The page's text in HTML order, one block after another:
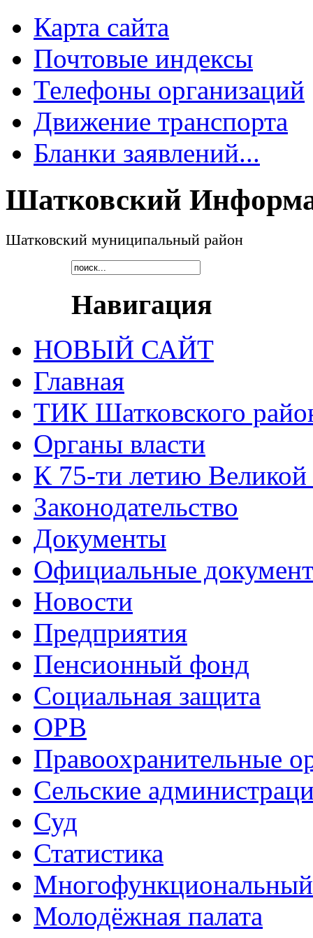
Карта сайта
Почтовые индексы
Телефоны организаций
Движение транспорта
Бланки заявлений...
Шатковский
Шатковский муниципальный район
Навигация
НОВЫЙ САЙТ
Главная
ТИК Шатковского
Органы власти
К 75-ти летию
Законодательство
Документы
Официальные
Новости
Предприятия
Пенсионный фонд
Социальная защита
ОРВ
Правоохранительные
Сельские
Суд
Статистика
Молодёжная палата